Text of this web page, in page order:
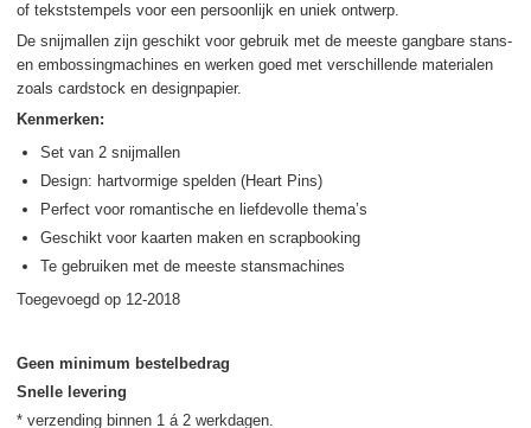
of tekststempels voor een persoonlijk en uniek ontwerp.
De snijmallen zijn geschikt voor gebruik met de meeste gangbare stans-
en embossingmachines en werken goed met verschillende materialen
zoals cardstock en designpapier.
Kenmerken:
Set van 2 snijmallen
Design: hartvormige spelden (Heart Pins)
Perfect voor romantische en liefdevolle thema’s
Geschikt voor kaarten maken en scrapbooking
Te gebruiken met de meeste stansmachines
Toegevoegd op 12-2018
Geen minimum bestelbedrag
Snelle levering